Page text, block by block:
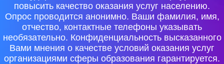
повысить качество оказания услуг населению.
Опрос проводится анонимно. Ваши фамилия, имя,
отчество, контактные телефоны указывать
необязательно. Конфиденциальность высказанного
Вами мнения о качестве условий оказания услуг
организациями сферы образования гарантируется.